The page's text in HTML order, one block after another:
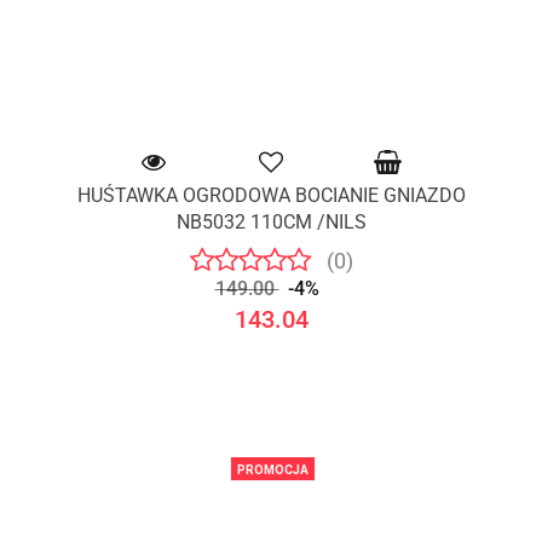
HUŚTAWKA OGRODOWA BOCIANIE GNIAZDO
NB5032 110CM /NILS
(0)
149.00 -4%
143.04
PROMOCJA